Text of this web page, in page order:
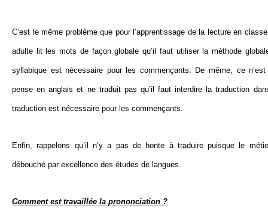
C’est le même problème que pour l’apprentissage de la lecture en
adulte lit les mots de façon globale qu’il faut utiliser la méthode
syllabique est nécessaire pour les commençants. De même, ce
pense en anglais et ne traduit pas qu’il faut interdire la traduction
traduction est nécessaire pour les commençants.
Enfin, rappelons qu’il n’y a pas de honte à traduire puisque le
débouché par excellence des études de langues.
Comment est travaillée la prononciation ?